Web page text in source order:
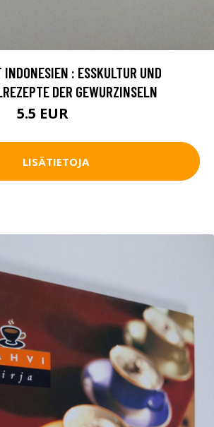
INDONESIEN : ESSKULTUR UND
DER GEWURZINSELN
5.5 EUR
LISÄTIETOJA